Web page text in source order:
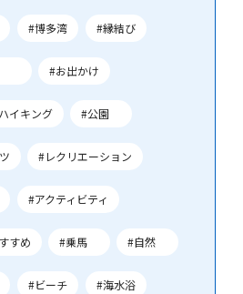
#博多湾 #縁結び
#お出かけ
イキング #公園
#レクリエーション
#アクティビティ
すめ #乗馬 #自然
#ビーチ #海水浴